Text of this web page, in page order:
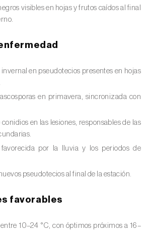
visibles en hojas y frutos caídos al final
en pseudotecios presentes en hojas
en primavera, sincronizada con
en las lesiones, responsables de las
favorecida por la lluvia y los periodos de
pseudotecios al final de la estación.
favorables
entre 10–24 °C, con óptimos próximos a 16–